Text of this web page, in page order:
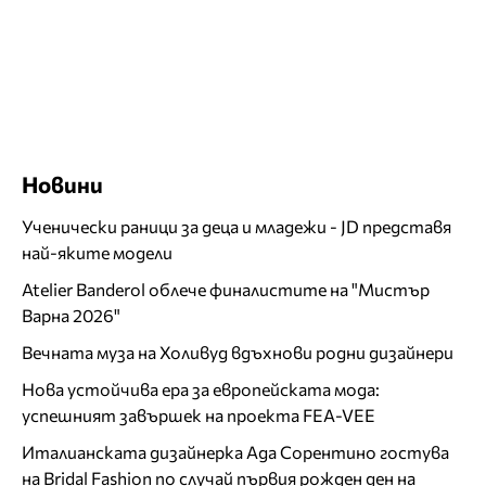
Новини
Ученически раници за деца и младежи - JD представя
най-яките модели
Atelier Banderol облече финалистите на "Мистър
Варна 2026"
Вечната муза на Холивуд вдъхнови родни дизайнери
Нова устойчива ера за европейската мода:
успешният завършек на проекта FEA-VEE
Италианската дизайнерка Ада Сорентино гостува
на Bridal Fashion по случай първия рожден ден на